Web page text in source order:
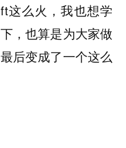
这么火，我也想学
，也算是为大家做
后变成了一个这么